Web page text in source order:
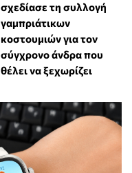
σχεδίασε τη συλλογή
γαμπριάτικων
κοστουμιών για τον
σύγχρονο άνδρα που
θέλει να ξεχωρίζει